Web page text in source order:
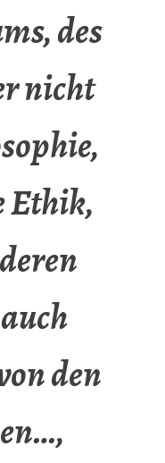
des
nicht
Ethik,
den